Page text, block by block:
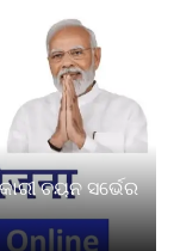
ଚୟନ ସର୍ଭେର